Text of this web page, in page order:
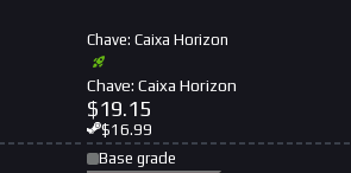
Chave: Caixa Horizon
Chave: Caixa Horizon
$19.15
$16.99
Base grade